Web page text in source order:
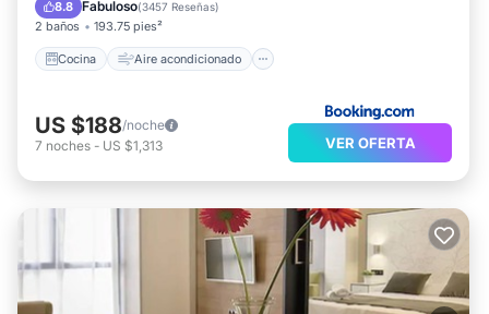
8.8 Fabuloso(3457 Reseñas)
2 baños 193.75 pies²
Cocina Aire acondicionado
US $188/noche
7 noches - US $1,313 VER OFERTA